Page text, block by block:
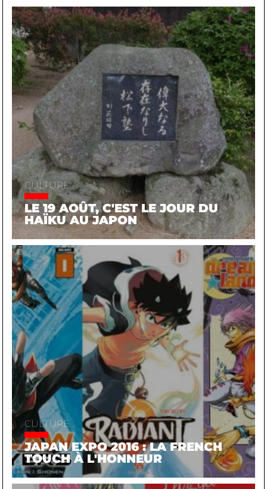
CULTURE
LE 19 AOÛT, C'EST LE JOUR DU
HAÏKU AU JAPON
CULTURE
JAPAN EXPO 2016 : LA FRENCH
TOUCH À L'HONNEUR